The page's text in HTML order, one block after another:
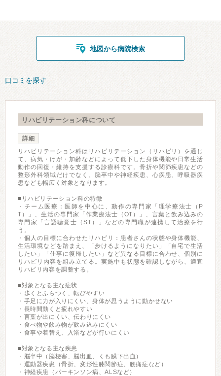
地図から病院検索
口コミを探す
リハビリテーション科について
詳細
リハビリテーション科はリハビリテーション（リハビリ）を通じ
て、病気・けが・加齢などによって低下した身体機能や日常生活
動作の回復・維持を支援する診療科です。骨折や関節疾患などの
整形外科領域だけでなく、脳卒中や神経疾患、心疾患、呼吸器疾
患なども幅広く対象となります。
■リハビリテーション科の特徴
・チーム医療：医師を中心に、動作の専門家「理学療法士（P
T）」、生活の専門家「作業療法士（OT）」、言葉と飲み込みの
専門家「言語聴覚士（ST）」などの専門職が連携して治療を行
う。
・個人の目標に合わせたリハビリ：患者さんの状態や身体機能、
生活環境などを踏まえ、「歩けるようになりたい」「自宅で生活
したい」「仕事に復帰したい」など異なる目標に合わせ、個別に
リハビリ内容を組み立てる。実施中も状態を確認しながら、適宜
リハビリ内容を調整する。
■対象となる主な症状
・歩くとふらつく、転びやすい
・手足に力が入りにくい、身体が思うように動かせない
・長時間動くと疲れやすい
・言葉が出にくい、伝わりにくい
・食べ物や飲み物が飲み込みにくい
・食事や着替え、入浴などが行いにくい
■対象となる主な疾患
・脳卒中（脳梗塞、脳出血、くも膜下出血）
・運動器疾患（骨折、変形性膝関節症、腰痛症など）
・神経疾患（パーキンソン病、ALSなど）